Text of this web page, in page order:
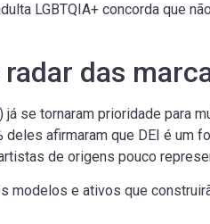
LGBTQIA+ concorda que
das
se tornaram prioridade para
deles afirmaram que DEI é
de origens pouco
e ativos que